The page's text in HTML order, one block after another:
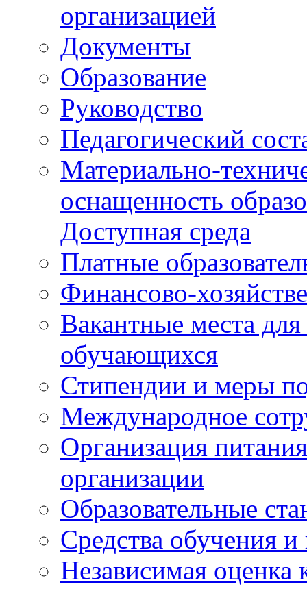
организацией
Документы
Образование
Руководство
Педагогический
Материально-
оснащенность
Доступная среда
Платные
Финансово-
Вакантные места
обучающихся
Стипендии и меры
Международное
Организация
организации
Образовательные
Средства обучения и
Независимая оценка